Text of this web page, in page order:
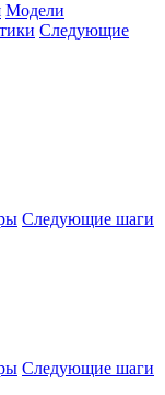
Модели
Следующие
Следующие шаги
Следующие шаги